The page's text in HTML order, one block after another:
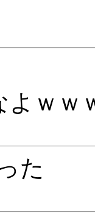
ｗｗ
た